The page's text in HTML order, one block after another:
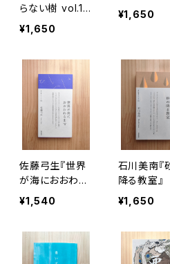
らない樹 vol.1
0』
¥1,650
¥1,650
佐藤弓生『世界
が海におおわれ
るまで』
¥1,540
石川美南『
降る教室』
¥1,650